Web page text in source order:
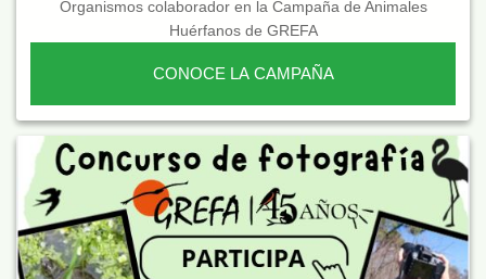
Organismos colaborador en la Campaña de Animales
Huérfanos de GREFA
CONOCE LA CAMPAÑA